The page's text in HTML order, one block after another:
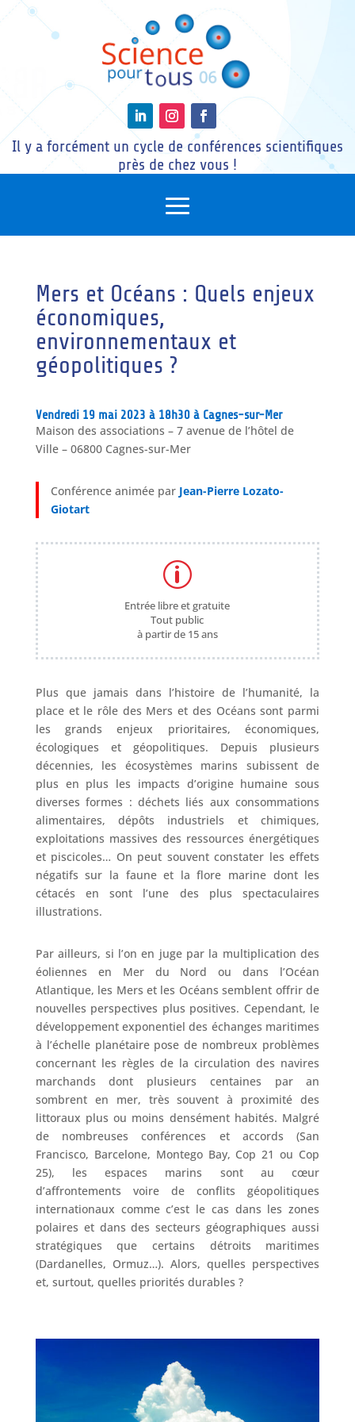
Il y a forcément un cycle de conférences scientifiques
près de chez vous !
Mers et Océans : Quels enjeux
économiques,
environnementaux et
géopolitiques ?
Vendredi 19 mai 2023 à 18h30 à Cagnes-sur-Mer
Maison des associations – 7 avenue de l’hôtel de
Ville – 06800 Cagnes-sur-Mer
Conférence animée parJean-Pierre Lozato-
Giotart
p
Entrée libre et gratuite
Tout public
à partir de 15 ans
Plus que jamais dans l’histoire de l’humanité, la
place et le rôle des Mers et des Océans sont parmi
les grands enjeux prioritaires, économiques,
écologiques et géopolitiques. Depuis plusieurs
décennies, les écosystèmes marins subissent de
plus en plus les impacts d’origine humaine sous
diverses formes : déchets liés aux consommations
alimentaires, dépôts industriels et chimiques,
exploitations massives des ressources énergétiques
et piscicoles… On peut souvent constater les effets
négatifs sur la faune et la flore marine dont les
cétacés en sont l’une des plus spectaculaires
illustrations.
Par ailleurs, si l’on en juge par la multiplication des
éoliennes en Mer du Nord ou dans l’Océan
Atlantique, les Mers et les Océans semblent offrir de
nouvelles perspectives plus positives. Cependant, le
développement exponentiel des échanges maritimes
à l’échelle planétaire pose de nombreux problèmes
concernant les règles de la circulation des navires
marchands dont plusieurs centaines par an
sombrent en mer, très souvent à proximité des
littoraux plus ou moins densément habités. Malgré
de nombreuses conférences et accords (San
Francisco, Barcelone, Montego Bay, Cop 21 ou Cop
25), les espaces marins sont au cœur
d’affrontements voire de conflits géopolitiques
internationaux comme c’est le cas dans les zones
polaires et dans des secteurs géographiques aussi
stratégiques que certains détroits maritimes
(Dardanelles, Ormuz…). Alors, quelles perspectives
et, surtout, quelles priorités durables ?